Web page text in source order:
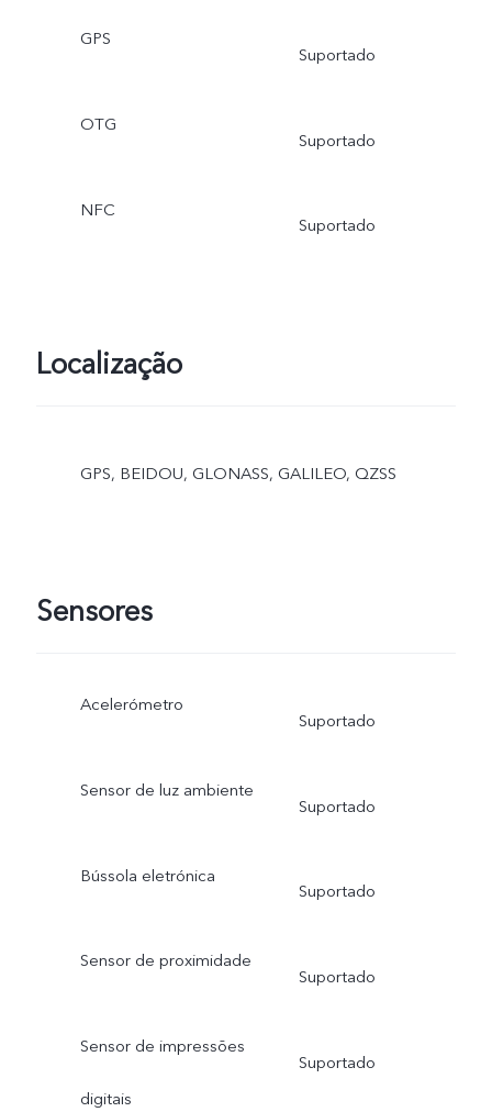
GPS
Suportado
OTG
Suportado
NFC
Suportado
Localização
GPS, BEIDOU, GLONASS, GALILEO, QZSS
Sensores
Acelerómetro
Suportado
Sensor de luz ambiente
Suportado
Bússola eletrónica
Suportado
Sensor de proximidade
Suportado
Sensor de impressões
digitais
Suportado